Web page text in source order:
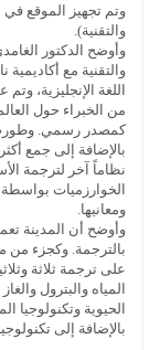
وتم تجهيز الموقع في
والتقنية).
وأوضح الدكتور
والتقنية مع أكاديمية
اللغة الإنجليزية،
من الخبراء حول
كمصدر رسمي. وطورت
نظاماً آخر لترجمة
الخوارزميات
ومعانيها.
وأوضح أن المدينة
بالترجمة. وكجزء من
على ترجمة ثلاثة
المياه والبترول
الحيوية وتكنولوجيا
بالإضافة إلى